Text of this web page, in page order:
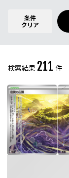
商品名
イラストレーター
レアリティ
ミラー仕様のカ
条件
クリア
検索結果 211 件